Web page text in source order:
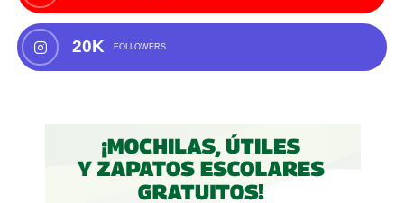
20K FOLLOWERS